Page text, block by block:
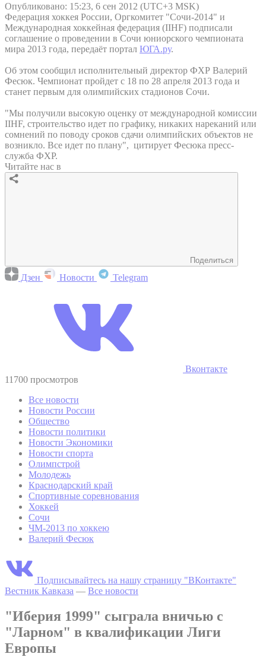
Опубликовано: 15:23, 6 сен 2012 (UTC+3 MSK)
Федерация хоккея России, Оргкомитет "Сочи-2014" и
Международная хоккейная федерация (IIHF) подписали
соглашение о проведении в Сочи юниорского чемпионата
мира 2013 года, передаёт портал ЮГА.ру.
Об этом сообщил исполнительный директор ФХР Валерий
Фесюк. Чемпионат пройдет с 18 по 28 апреля 2013 года и
станет первым для олимпийских стадионов Сочи.
"Мы получили высокую оценку от международной комиссии
IIHF, строительство идет по графику, никаких нареканий или
сомнений по поводу сроков сдачи олимпийских объектов не
возникло. Все идет по плану", цитирует Фесюка пресс-
служба ФХР.
Читайте нас в
Поделиться
Дзен Новости Telegram
Вконтакте
11700 просмотров
Все новости
Новости России
Общество
Новости политики
Новости Экономики
Новости спорта
Олимпстрой
Молодежь
Краснодарский край
Спортивные соревнования
Хоккей
Сочи
ЧМ-2013 по хоккею
Валерий Фесюк
Подписывайтесь на нашу страницу "ВКонтакте"
Вестник Кавказа — Все новости
"Иберия 1999" сыграла вничью с
"Ларном" в квалификации Лиги
Европы